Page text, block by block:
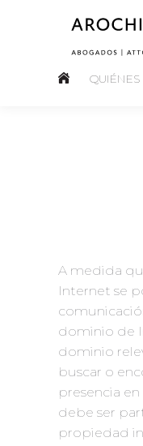
QUIÉNES
A medida
Internet se
dominio de
dominio
buscar o
presencia
debe ser
propiedad